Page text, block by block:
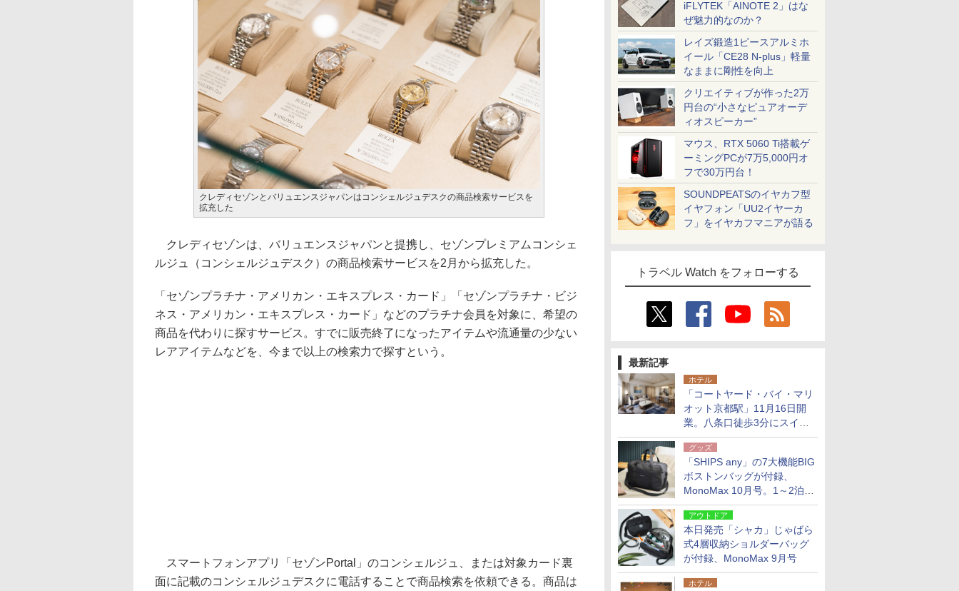
iFLYTEK「AINOTE 2」はな
ぜ魅力的なのか？
レイズ鍛造1ピースアルミホ
イール「CE28 N-plus」軽量
なままに剛性を向上
クリエイティブが作った2万
円台の“小さなピュアオーデ
ィオスピーカー”
マウス、RTX 5060 Ti搭載ゲ
ーミングPCが7万5,000円オ
フで30万円台！
SOUNDPEATSのイヤカフ型
イヤフォン「UU2イヤーカ
フ」をイヤカフマニアが語る
トラベル Watch をフォローする
最新記事
ホテル
「コートヤード・バイ・マリ
オット京都駅」11月16日開
業。八条口徒歩3分にスイー
ト含む全270室、ダイニング
も併設
グッズ
「SHIPS any」の7大機能BIG
ボストンバッグが付録、
MonoMax 10月号。1～2泊の
荷物、キャリーオンも可能
アウトドア
本日発売「シャカ」じゃばら
式4層収納ショルダーバッグ
が付録、MonoMax 9月号
ホテル
クレディセゾンとバリュエンスジャパンはコンシェルジュデスクの商品検索サービスを
拡充した
クレディセゾンは、バリュエンスジャパンと提携し、セゾンプレミアムコンシェ
ルジュ（コンシェルジュデスク）の商品検索サービスを2月から拡充した。
「セゾンプラチナ・アメリカン・エキスプレス・カード」「セゾンプラチナ・ビジ
ネス・アメリカン・エキスプレス・カード」などのプラチナ会員を対象に、希望の
商品を代わりに探すサービス。すでに販売終了になったアイテムや流通量の少ない
レアアイテムなどを、今まで以上の検索力で探すという。
スマートフォンアプリ「セゾンPortal」のコンシェルジュ、または対象カード裏
面に記載のコンシェルジュデスクに電話することで商品検索を依頼できる。商品は